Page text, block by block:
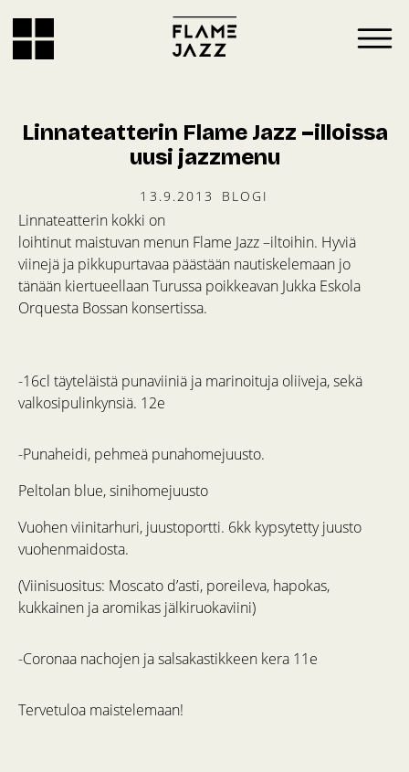
Linnateatterin Flame Jazz –illoissa
uusi jazzmenu
13.9.2013 BLOGI
Linnateatterin kokki on
loihtinut maistuvan menun Flame Jazz –iltoihin. Hyviä
viinejä ja pikkupurtavaa päästään nautiskelemaan jo
tänään kiertueellaan Turussa poikkeavan Jukka Eskola
Orquesta Bossan konsertissa.
-16cl täyteläistä punaviiniä ja marinoituja oliiveja, sekä
valkosipulinkynsiä. 12e
-Punaheidi, pehmeä punahomejuusto.
Peltolan blue, sinihomejuusto
Vuohen viinitarhuri, juustoportti. 6kk kypsytetty juusto
vuohenmaidosta.
(Viinisuositus: Moscato d’asti, poreileva, hapokas,
kukkainen ja aromikas jälkiruokaviini)
-Coronaa nachojen ja salsakastikkeen kera 11e
Tervetuloa maistelemaan!